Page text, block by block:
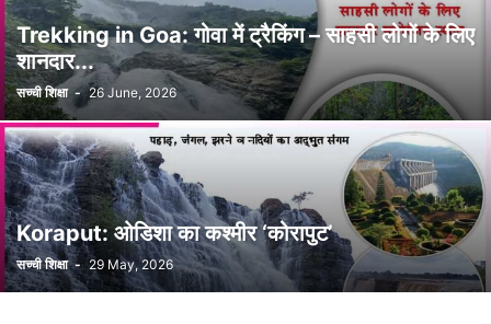
Trekking in Goa: गोवा में ट्रैकिंग – साहसी लोगों के लिए
शानदार...
सच्ची शिक्षा - 26 June, 2026
Koraput: ओडिशा का कश्मीर ‘कोरापुट’
सच्ची शिक्षा - 29 May, 2026